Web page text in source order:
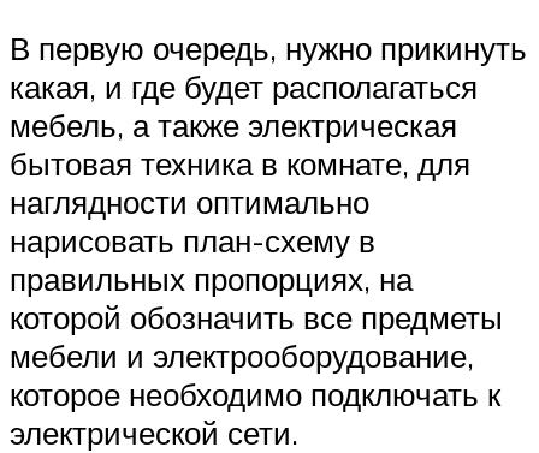
В первую очередь, нужно прикинуть
какая, и где будет располагаться
мебель, а также электрическая
бытовая техника в комнате, для
наглядности оптимально
нарисовать план-схему в
правильных пропорциях, на
которой обозначить все предметы
мебели и электрооборудование,
которое необходимо подключать к
электрической сети.